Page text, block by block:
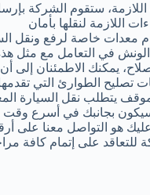
اللازمة، ستقوم الشركة
اللازمة لنقلها بأمان
معدات خاصة لرفع ونقل
في التعامل مع مثل
يمكنك الاطمئنان
تصليح الطوارئ التي
يتطلب نقل السيارة
بجانبك في أسرع
هو التواصل معنا على
على إتمام كافة